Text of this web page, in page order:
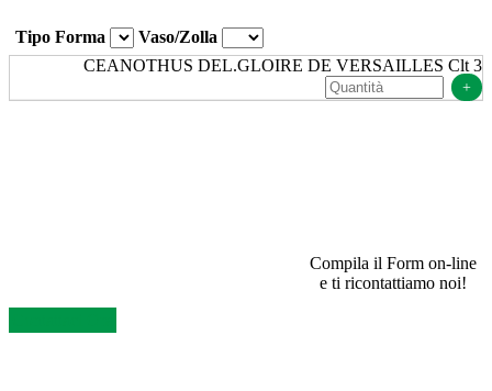
Tipo Forma
Vaso/Zolla
CEANOTHUS DEL.GLOIRE DE VERSAILLES Clt 3
+
Compila il Form on-line
e ti ricontattiamo noi!